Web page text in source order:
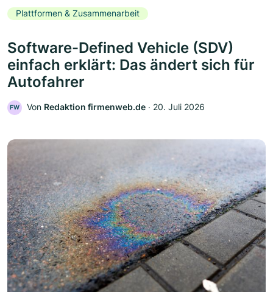
Plattformen & Zusammenarbeit
Software-Defined Vehicle (SDV)
einfach erklärt: Das ändert sich für
Autofahrer
FW Von Redaktion firmenweb.de ‧ 20. Juli 2026